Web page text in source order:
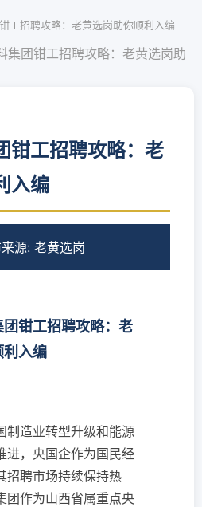
工招聘攻略：老黄选岗助你顺利入编
集团钳工招聘攻略：老黄选岗助
钳工招聘攻略：老
入编
来源: 老黄选岗
钳工招聘攻略：老
利入编
制造业转型升级和能源
进，央国企作为国民经
招聘市场持续保持热
团作为山西省属重点央